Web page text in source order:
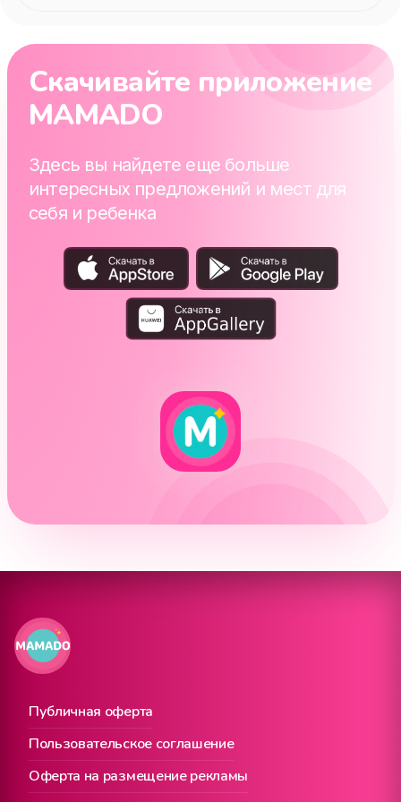
Скачивайте приложение
MAMADO
Здесь вы найдете еще больше
интересных предложений и мест для
себя и ребенка
Публичная оферта
Пользовательское соглашение
Оферта на размещение рекламы